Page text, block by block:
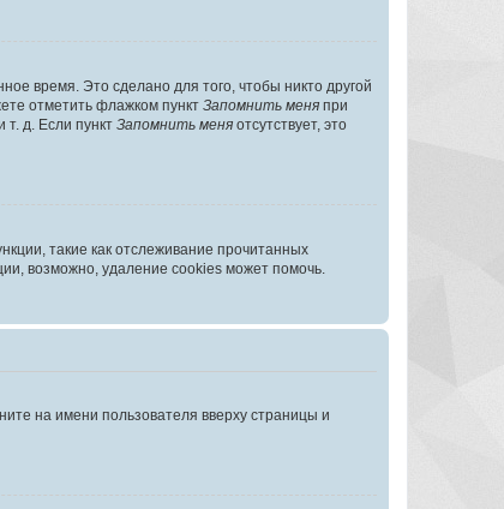
время. Это сделано для того, чтобы никто другой
отметить флажком пункт Запомнить меня при
д. Если пункт Запомнить меня отсутствует, это
такие как отслеживание прочитанных
возможно, удаление cookies может помочь.
на имени пользователя вверху страницы и